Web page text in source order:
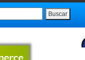
Buscar